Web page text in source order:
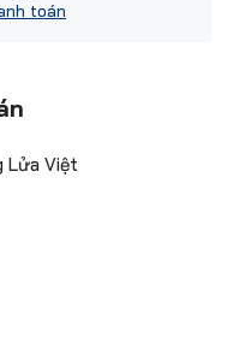
toán
Lửa Việt